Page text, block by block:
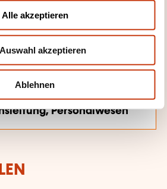
Alle akzeptieren
akzeptieren
Ablehnen
berufliche Entwicklung
Personalwesen